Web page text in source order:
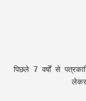
पिछले 7 वर्षों से